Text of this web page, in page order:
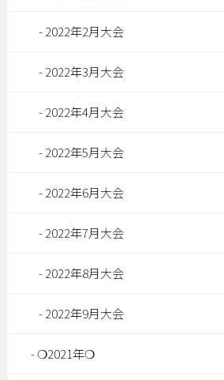
2022年2月大会
2022年3月大会
2022年4月大会
2022年5月大会
2022年6月大会
2022年7月大会
2022年8月大会
2022年9月大会
❍2021年❍